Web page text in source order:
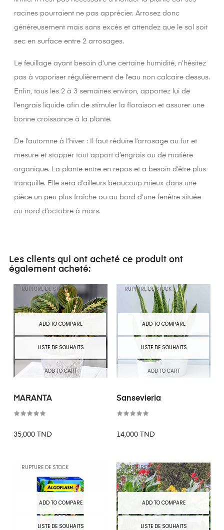
racines pourraient ne pas apprécier. Arrosez donc
généreusement mais sans excès et attendez que le sol soit
sec en surface entre 2 arrosages.
Le feuillage ayant besoin d’une certaine humidité, n’hésitez
pas à vaporiser régulièrement de l’eau non calcaire dessus.
Enfin, tous les 2 à 3 semaines environ, apportez lui de
l’engrais liquide afin de stimuler la floraison et assurer une
bonne croissance à la plante.
De l’automne à l’hiver : Il faut réduire l’arrosage au fur et
mesure et stopper tout apport d’engrais ou de matière
organique. La plante entre en repos et a besoin d’être plus
tranquille. Elle sera d’ailleurs beaucoup mieux dans une
pièce un peu plus fraîche ou au bord d’une fenêtre située
au nord d’octobre à mars.
Les clients qui ont acheté ce produit ont
également acheté:
RUPTURE DE STOCK
ADD TO COMPARE
LISTE DE SOUHAITS
ADD TO CART
MARANTA
35,000 TND
RUPTURE DE STOCK
ADD TO COMPARE
LISTE DE SOUHAITS
ADD TO CART
Sansevieria
14,000 TND
RUPTURE DE STOCK
ADD TO COMPARE
LISTE DE SOUHAITS
RUPTURE DE STOCK
ADD TO COMPARE
LISTE DE SOUHAITS